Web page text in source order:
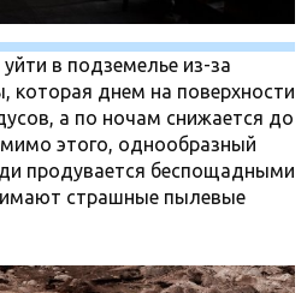
в подземелье из-за
которая днем на поверхности
а по ночам снижается до
этого, однообразный
продувается беспощадными
страшные пылевые